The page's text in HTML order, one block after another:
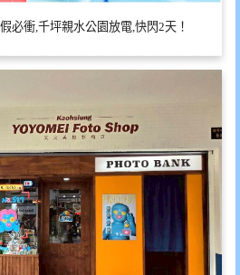
必衝,千坪親水公園放電,快閃2天！